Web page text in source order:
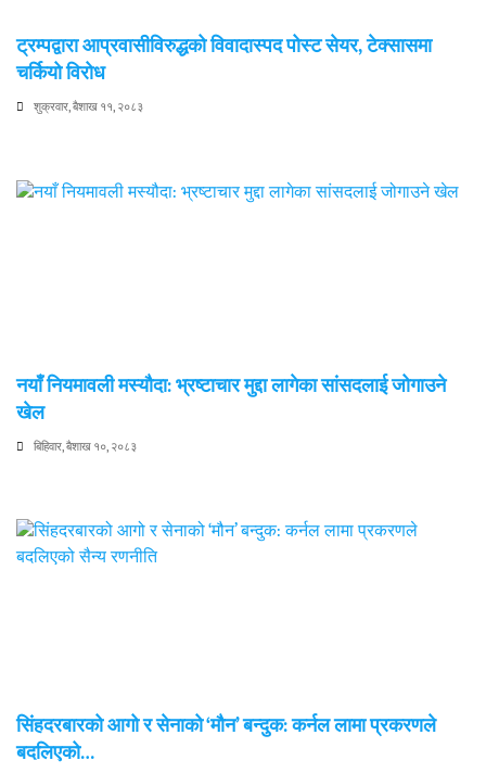
ट्रम्पद्वारा आप्रवासीविरुद्धको विवादास्पद पोस्ट सेयर, टेक्सासमा
चर्कियो विरोध
शुक्रवार, बैशाख ११, २०८३
नयाँ नियमावली मस्यौदा: भ्रष्टाचार मुद्दा लागेका सांसदलाई जोगाउने
खेल
बिहिवार, बैशाख १०, २०८३
सिंहदरबारको आगो र सेनाको ‘मौन’ बन्दुक: कर्नल लामा प्रकरणले
बदलिएको…